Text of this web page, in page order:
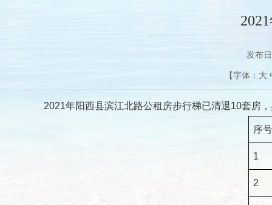
发布
【字体： 大
2021年阳西县滨江北路公租房步行梯已清退10套房，
序号
1
2